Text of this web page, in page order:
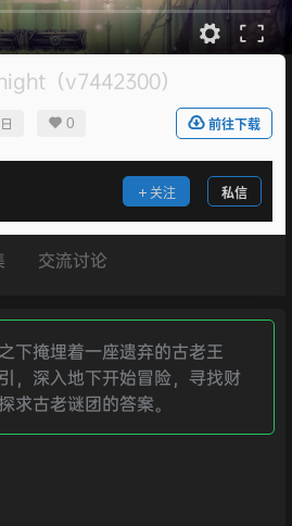
（v7442300）
0 前往下载
关注 私信
交流讨论
下掩埋着一座遗弃的古老王
，深入地下开始冒险，寻找财
求古老谜团的答案。